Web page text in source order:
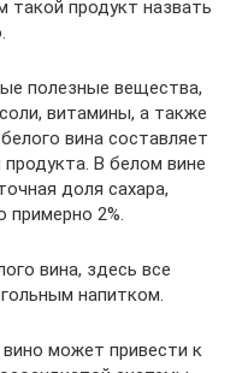
такой продукт назвать
полезные вещества,
витамины, а также
вина составляет
В белом вине
доля сахара,
примерно 2%.
вина, здесь все
напитком.
может привести к